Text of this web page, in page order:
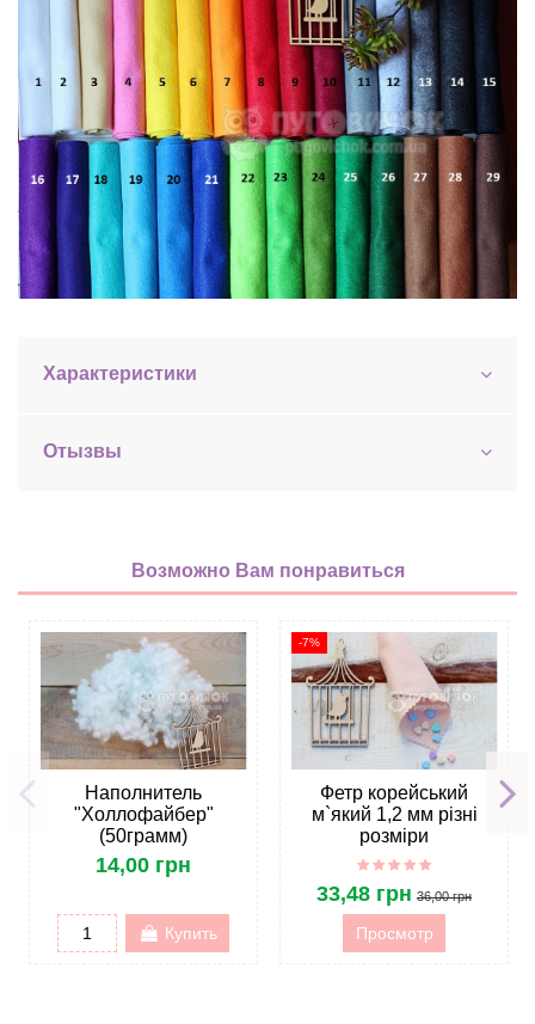
Характеристики
Отызвы
Возможно Вам понравиться
Наполнитель
"Холлофайбер"
(50грамм)
14,00 грн
Купить
-7%
Фетр корейський
м`який 1,2 мм різні
розміри
33,48 грн 36,00 грн
Просмотр